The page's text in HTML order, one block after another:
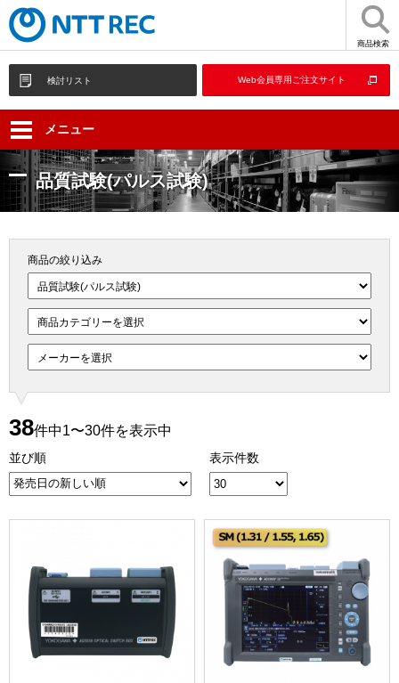
商品検索
検討リスト Web会員専用ご注文サイト
メニュー
品質試験(パルス試験)
商品の絞り込み
38件中1〜30件を表示中
並び順 表示件数